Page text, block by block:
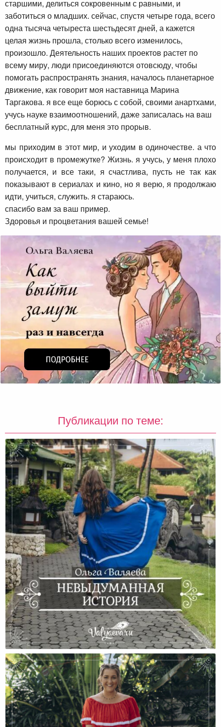
старшими, делиться сокровенным с равными, и
заботиться о младших. сейчас, спустя четыре года, всего
одна тысяча четыреста шестьдесят дней, а кажется
целая жизнь прошла, столько всего изменилось,
произошло. Деятельность наших проектов растет по
всему миру, люди присоединяются отовсюду, чтобы
помогать распространять знания, началось планетарное
движение, как говорит моя наставница Марина
Таргакова. я все еще борюсь с собой, своими анартхами,
учусь науке взаимоотношений, даже записалась на ваш
бесплатный курс, для меня это прорыв.
мы приходим в этот мир, и уходим в одиночестве. а что
происходит в промежутке? Жизнь. я учусь, у меня плохо
получается, и все таки, я счастлива, пусть не так как
показывают в сериалах и кино, но я верю, я продолжаю
идти, учиться, служить. я стараюсь.
спасибо вам за ваш пример.
Здоровья и процветания вашей семье!
Публикации по теме:
Невыдуманная История